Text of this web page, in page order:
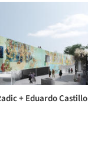
+ Eduardo Castillo